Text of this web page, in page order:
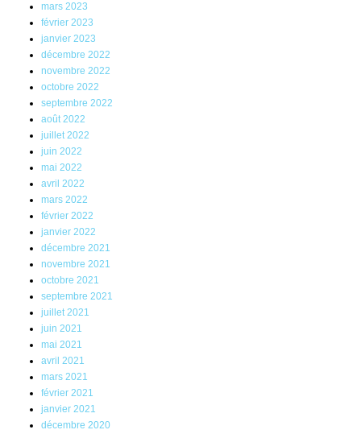
mars 2023
février 2023
janvier 2023
décembre 2022
novembre 2022
octobre 2022
septembre 2022
août 2022
juillet 2022
juin 2022
mai 2022
avril 2022
mars 2022
février 2022
janvier 2022
décembre 2021
novembre 2021
octobre 2021
septembre 2021
juillet 2021
juin 2021
mai 2021
avril 2021
mars 2021
février 2021
janvier 2021
décembre 2020